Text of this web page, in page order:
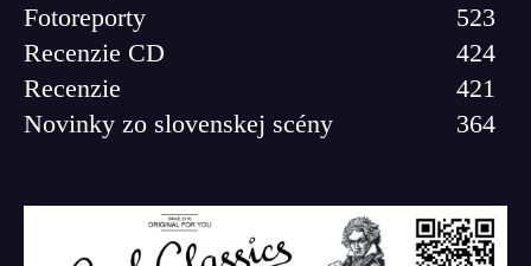
Fotoreporty
523
Recenzie CD
424
Recenzie
421
Novinky zo slovenskej scény
364